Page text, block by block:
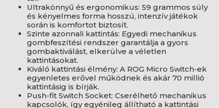
Ultrakönnyű és ergonomikus: 59 grammos súly
és kényelmes forma hosszú, intenzív játékok
során is komfortot biztosít.
Szinte azonnali kattintás: Egyedi mechanikus
gombfeszítési rendszer garantálja a gyors
gombaktiválást, elkerülve a véletlen
kattintásokat.
Kiváló kattintási élmény: A ROG Micro Switch-ek
egyenletes erővel működnek és akár 70 millió
kattintásig is bírják.
Push-fit Switch Socket: Cserélhető mechanikus
kapcsolók, így egyénileg állítható a kattintási